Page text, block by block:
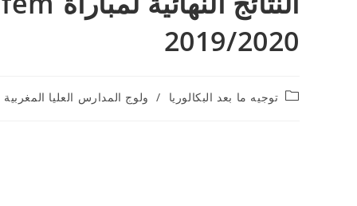
2019/2020
Post
توجيه ما بعد البكالوريا / ولوج المدارس العليا المغربية 2018